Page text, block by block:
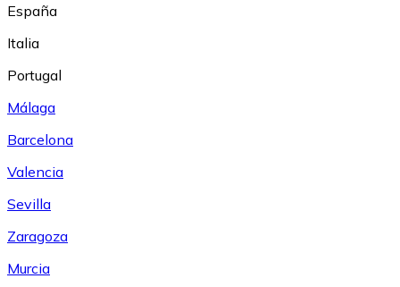
España
Italia
Portugal
Málaga
Barcelona
Valencia
Sevilla
Zaragoza
Murcia